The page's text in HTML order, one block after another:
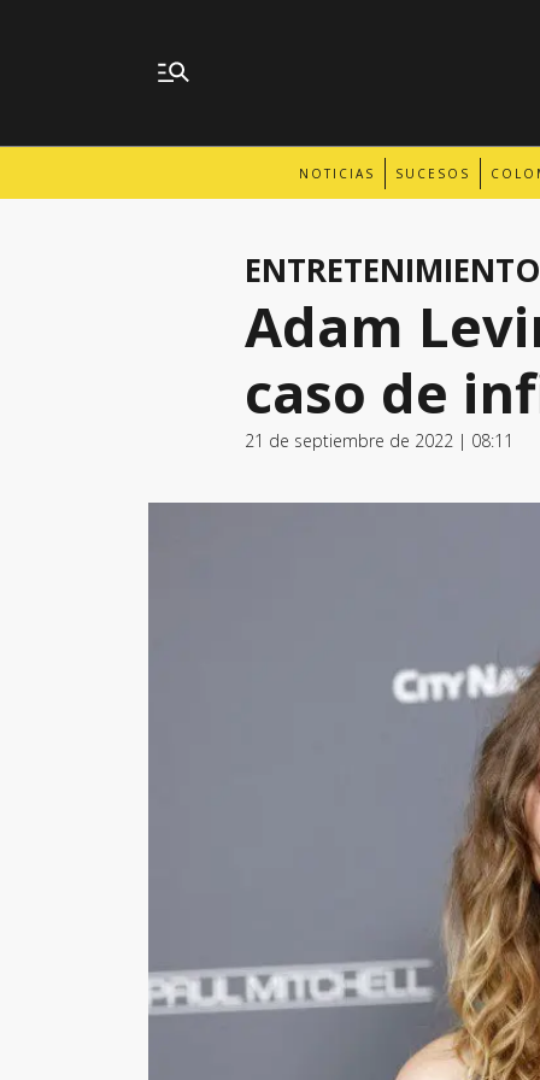
NOTICIAS SUCESOS
ENTRETENIMIENTO
Adam
caso de
21 de septiembre de 2022 | 08:11